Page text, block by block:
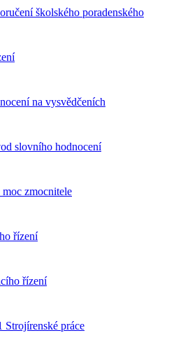
školského poradenského
na vysvědčeních
slovního hodnocení
moc zmocnitele
řízení
řízení
Strojírenské práce